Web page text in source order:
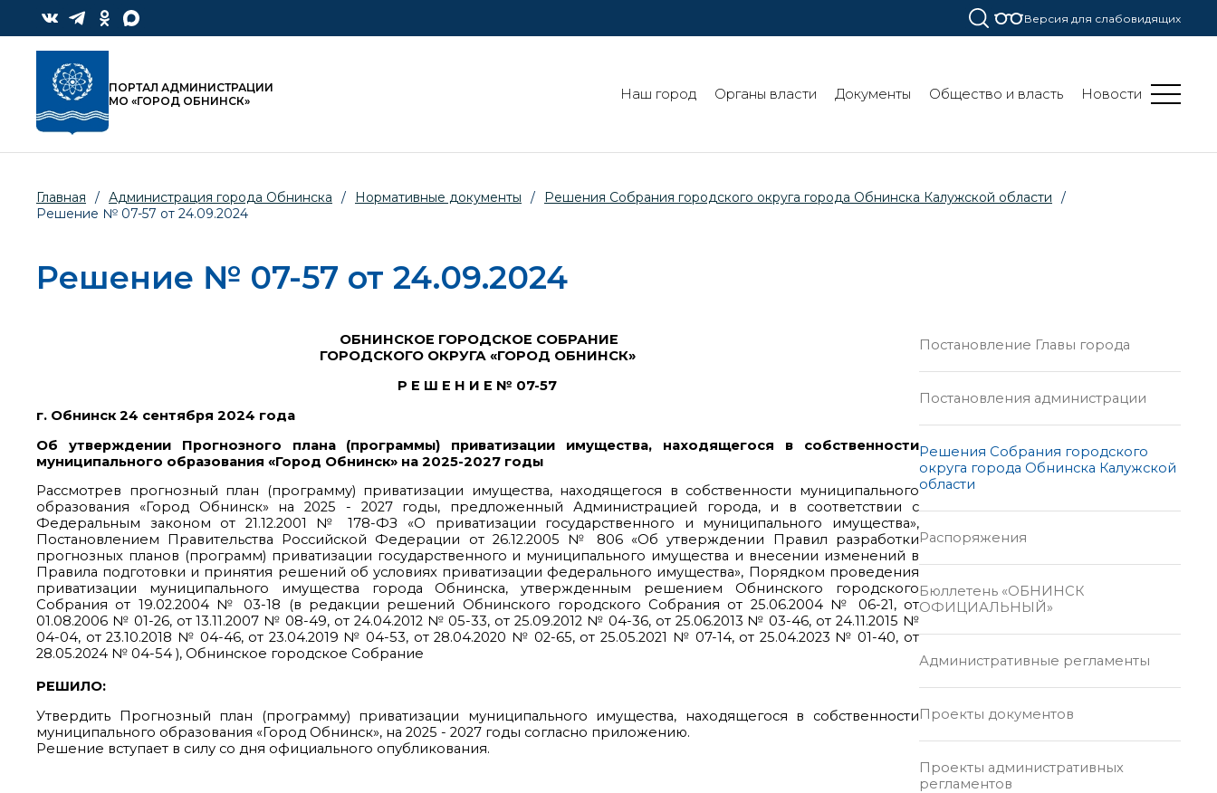
Версия для слабовидящих
ПОРТАЛ АДМИНИСТРАЦИИ
МО «ГОРОД ОБНИНСК»
Наш город Органы власти Документы Общество и власть Новости
Главная / Администрация города Обнинска / Нормативные документы / Решения Собрания городского округа города Обнинска Калужской области
/
Решение № 07-57 от 24.09.2024
Решение № 07-57 от 24.09.2024
ОБНИНСКОЕ ГОРОДСКОЕ СОБРАНИЕ
ГОРОДСКОГО ОКРУГА «ГОРОД ОБНИНСК»
Р Е Ш Е Н И Е № 07-57
г. Обнинск 24 сентября 2024 года
Об утверждении Прогнозного плана (программы) приватизации имущества, находящегося в собственности
муниципального образования «Город Обнинск» на 2025-2027 годы
Рассмотрев прогнозный план (программу) приватизации имущества, находящегося в собственности муниципального
образования «Город Обнинск» на 2025 - 2027 годы, предложенный Администрацией города, и в соответствии с
Федеральным законом от 21.12.2001 № 178-ФЗ «О приватизации государственного и муниципального имущества»,
Постановлением Правительства Российской Федерации от 26.12.2005 № 806 «Об утверждении Правил разработки
прогнозных планов (программ) приватизации государственного и муниципального имущества и внесении изменений в
Правила подготовки и принятия решений об условиях приватизации федерального имущества», Порядком проведения
приватизации муниципального имущества города Обнинска, утвержденным решением Обнинского городского
Собрания от 19.02.2004 № 03-18 (в редакции решений Обнинского городского Собрания от 25.06.2004 № 06-21, от
01.08.2006 № 01-26, от 13.11.2007 № 08-49, от 24.04.2012 № 05-33, от 25.09.2012 № 04-36, от 25.06.2013 № 03-46, от 24.11.2015 №
04-04, от 23.10.2018 № 04-46, от 23.04.2019 № 04-53, от 28.04.2020 № 02-65, от 25.05.2021 № 07-14, от 25.04.2023 № 01-40, от
28.05.2024 № 04-54 ), Обнинское городское Собрание
РЕШИЛО:
Утвердить Прогнозный план (программу) приватизации муниципального имущества, находящегося в собственности
муниципального образования «Город Обнинск», на 2025 - 2027 годы согласно приложению.
Решение вступает в силу со дня официального опубликования.
Постановление Главы города
Постановления администрации
Решения Собрания городского
округа города Обнинска Калужской
области
Распоряжения
Бюллетень «ОБНИНСК
ОФИЦИАЛЬНЫЙ»
Административные регламенты
Проекты документов
Проекты административных
регламентов